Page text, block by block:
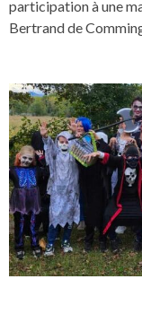
participation à une
Bertrand de